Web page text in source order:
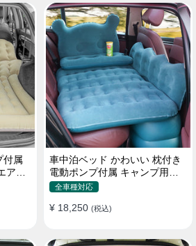
ー
車中泊ベッド かわいい 枕付き
電動ポンプ付属 キャンプ用品
全車種対応
¥ 18,250 (税込)